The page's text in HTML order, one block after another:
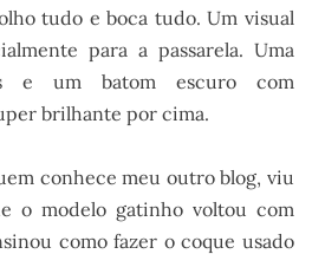
tudo e boca tudo. Um visual
para a passarela. Uma
e um batom escuro com
brilhante por cima.
conhece meu outro blog, viu
o modelo gatinho voltou com
como fazer o coque usado